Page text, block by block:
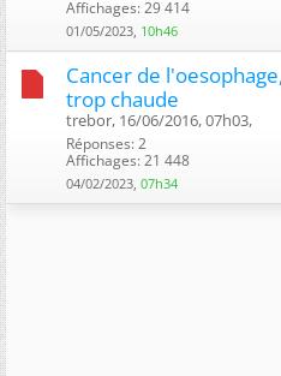
Affichages: 29 414
01/05/2023, 10h46
Cancer de
trop chaude
trebor, 16/06/2016, 07h03, ‎
Réponses: 2
Affichages: 21 448
04/02/2023, 07h34